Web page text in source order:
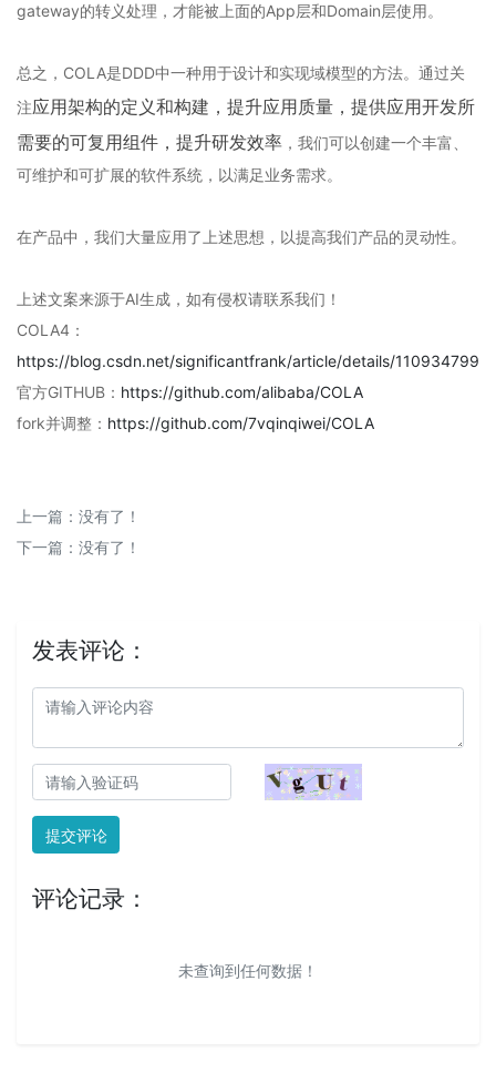
gateway的转义处理，才能被上面的App层和Domain层使用。
总之，COLA是DDD中一种用于设计和实现域模型的方法。通过关
注应用架构的定义和构建，提升应用质量， 提供应用开发所
需要的可复用组件，提升研发效率 ，我们可以创建一个丰富、
可维护和可扩展的软件系统，以满足业务需求。
在产品中，我们大量应用了上述思想，以提高我们产品的灵动性。
上述文案来源于AI生成，如有侵权请联系我们！
COLA4：
https://blog.csdn.net/significantfrank/article/details/110934799
官方GITHUB： https://github.com/alibaba/COLA
fork并调整： https://github.com/7vqinqiwei/COLA
上一篇：没有了！
下一篇：没有了！
发表评论：
提交评论
评论记录：
未查询到任何数据！